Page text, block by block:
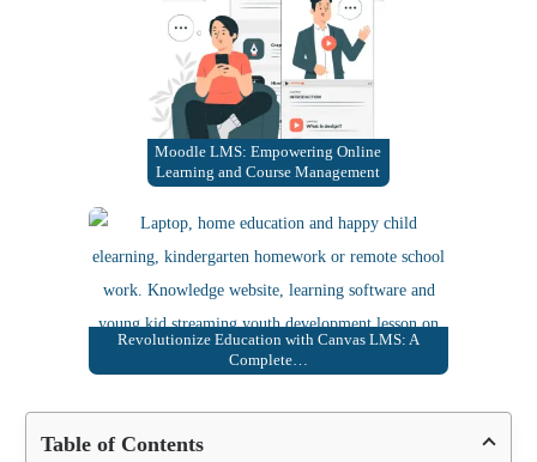
Moodle LMS: Empowering Online
Learning and Course Management
Revolutionize Education with Canvas LMS: A
Complete…
Table of Contents